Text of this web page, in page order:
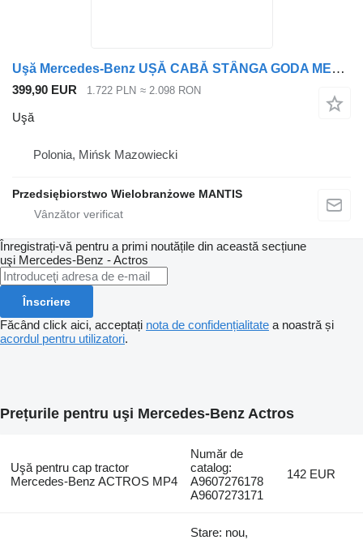
Uşă Mercedes-Benz UȘĂ CABĂ STÂNGA GODA MERCEDES ACTROS MP4 EURO 5 / EURO 6 pentru cap tractor
399,90 EUR 1.722 PLN ≈ 2.098 RON
Uşă
Polonia, Mińsk Mazowiecki
Przedsiębiorstwo Wielobranżowe MANTIS
Înregistrați-vă pentru a primi noutățile din această secțiune
uşi Mercedes-Benz - Actros
Înscriere
Făcând click aici, acceptați nota de confidențialitate a noastră și
acordul pentru utilizatori.
Prețurile pentru uşi Mercedes-Benz Actros
Uşă pentru cap tractor
Mercedes-Benz ACTROS MP4
Număr de
catalog:
A9607276178
A9607273171
142 EUR
Stare: nou,